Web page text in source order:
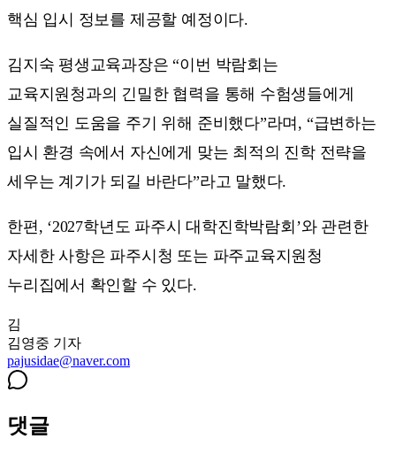
핵심 입시 정보를 제공할 예정이다.
김지숙 평생교육과장은 “이번 박람회는
교육지원청과의 긴밀한 협력을 통해 수험생들에게
실질적인 도움을 주기 위해 준비했다”라며, “급변하는
입시 환경 속에서 자신에게 맞는 최적의 진학 전략을
세우는 계기가 되길 바란다”라고 말했다.
한편, ‘2027학년도 파주시 대학진학박람회’와 관련한
자세한 사항은 파주시청 또는 파주교육지원청
누리집에서 확인할 수 있다.
김
김영중 기자
pajusidae@naver.com
댓글